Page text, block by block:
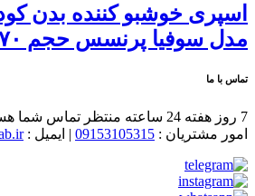
اسپری خوشبو کننده بدن
مدل سوفیا پرنسس حجم ۱۷۰ میلی لیتر
تماس با ما
7 روز هفته 24 ساعته منتظر تماس شما هستیم.
امور مشتریان : 09153105315 | ایمیل :